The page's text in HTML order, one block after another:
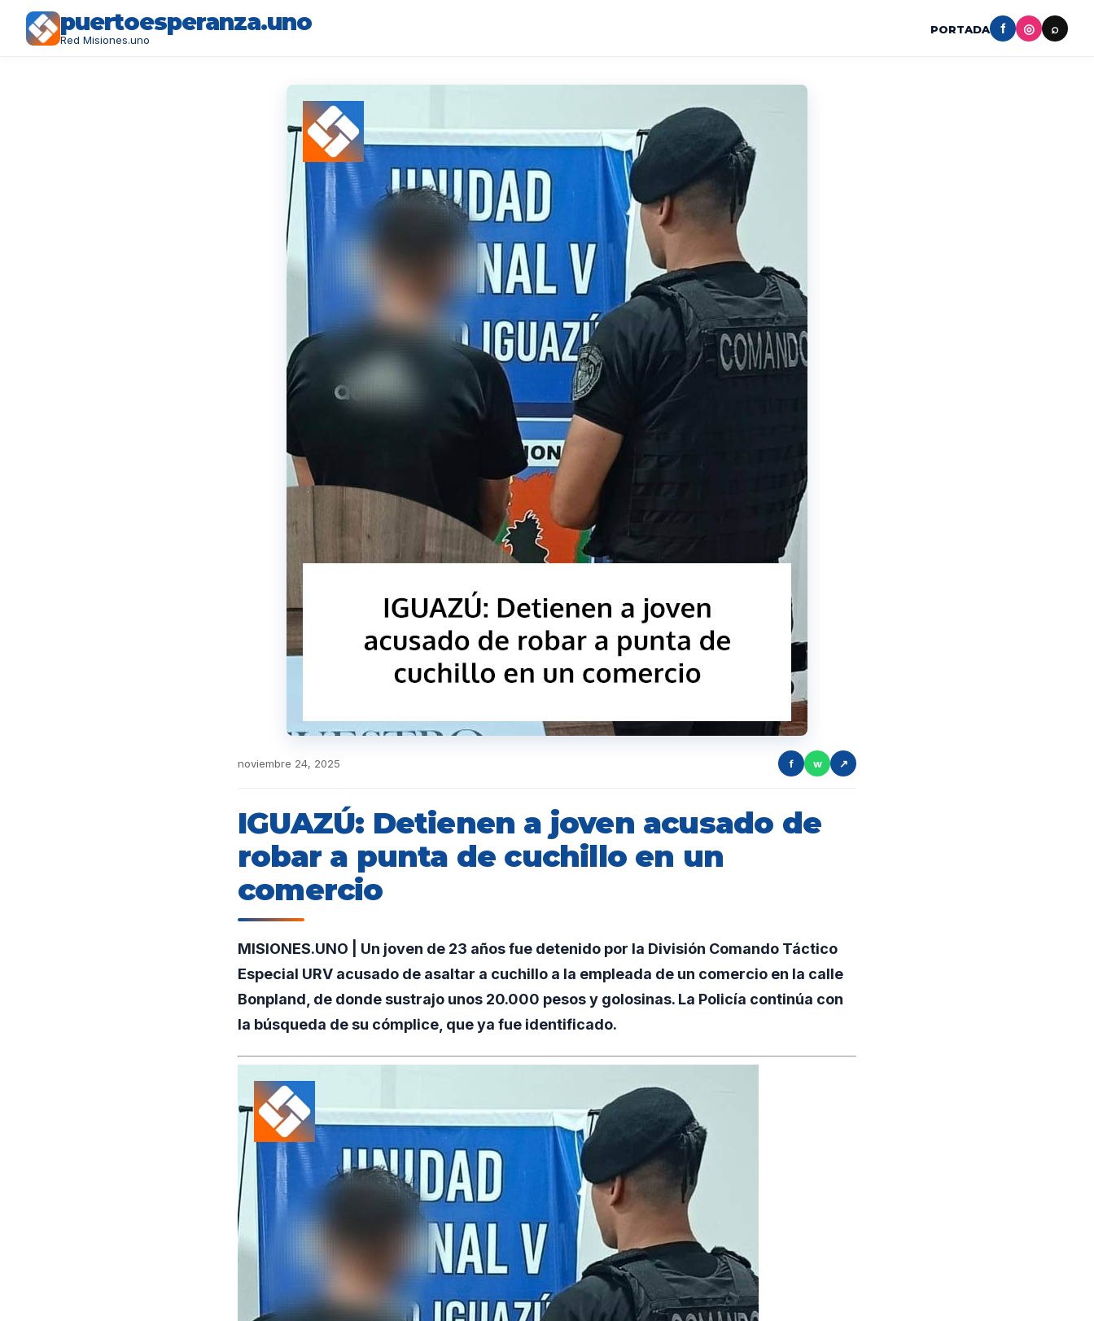
puertoesperanza.uno
Red Misiones.uno
PORTADA f ◎ ⌕
noviembre 24, 2025 f w ↗
IGUAZÚ: Detienen a joven acusado de
robar a punta de cuchillo en un
comercio
MISIONES.UNO | Un joven de 23 años fue detenido por la División Comando Táctico
Especial URV acusado de asaltar a cuchillo a la empleada de un comercio en la calle
Bonpland, de donde sustrajo unos 20.000 pesos y golosinas. La Policía continúa con
la búsqueda de su cómplice, que ya fue identificado.